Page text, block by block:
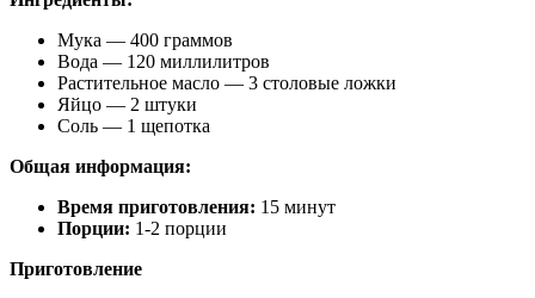
Мука — 400 граммов
Вода — 120 миллилитров
Растительное масло — 3 столовые ложки
Яйцо — 2 штуки
Соль — 1 щепотка
Общая информация:
Время приготовления: 15 минут
Порции: 1-2 порции
Приготовление